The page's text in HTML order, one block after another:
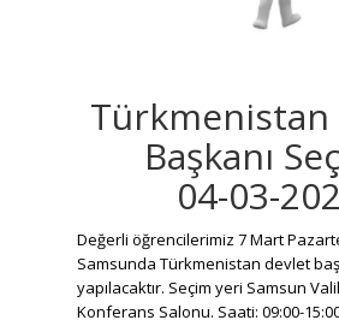
Türkmenistan
Başkanı
04-03-
Değerli öğrencilerimiz 7 Mart
Samsunda Türkmenistan devlet
yapılacaktır. Seçim yeri Samsun
Konferans Salonu. Saati: 09:00-